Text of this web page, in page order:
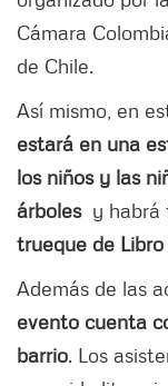
Cámara
de Chile.
Así mismo, en
estará en una
los niños y las
árbolesy habrá
trueque de
Además de las
evento cuenta
barrio. Los